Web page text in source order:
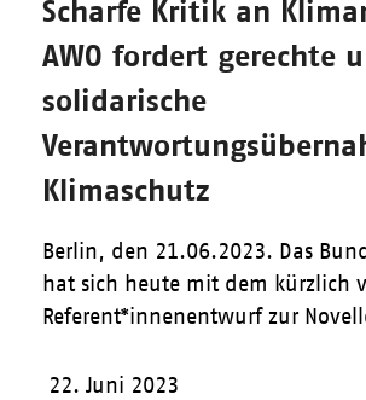
Scharfe Kritik an
AWO fordert gerechte
solidarische
Klimaschutz
Berlin, den 21.06.2023. Das
hat sich heute mit dem kürzlich
Referent*innenentwurf zur
22. Juni 2023